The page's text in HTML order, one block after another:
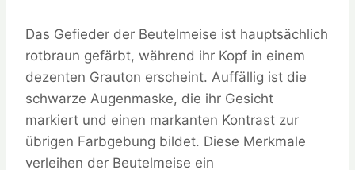
Das Gefieder der Beutelmeise ist hauptsächlich
rotbraun gefärbt, während ihr Kopf in einem
dezenten Grauton erscheint. Auffällig ist die
schwarze Augenmaske, die ihr Gesicht
markiert und einen markanten Kontrast zur
übrigen Farbgebung bildet. Diese Merkmale
verleihen der Beutelmeise ein